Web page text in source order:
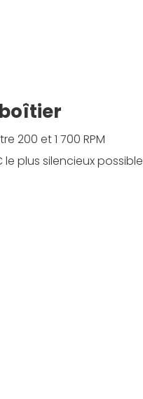
200 et 1 700 RPM
plus silencieux possible